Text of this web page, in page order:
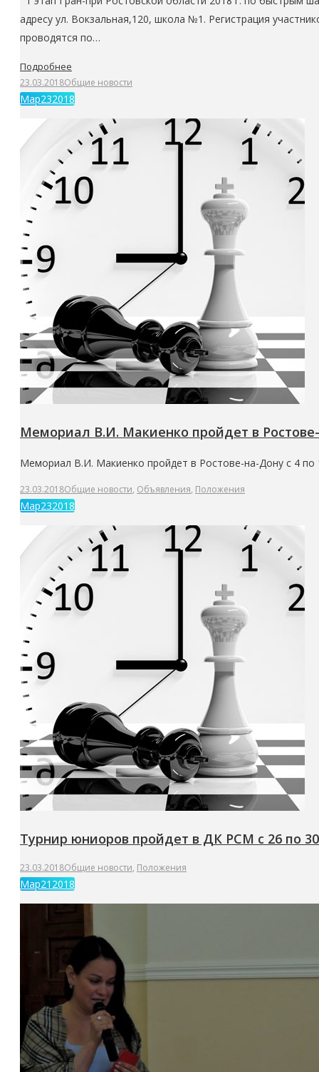
адресу ул. Вокзальная,120, школа №1. Регистрация
проводятся по…
Подробнее
23.03.2018Общие новости
Мар232018
Мемориал В.И. Макиенко пройдет в
Мемориал В.И. Макиенко пройдет в Ростове-на-Дону с 4 по
23.03.2018Общие новости, Объявления, Положения
Мар232018
Турнир юниоров пройдет в ДК РСМ с 26 по 30
23.03.2018Общие новости, Положения
Мар21 2018